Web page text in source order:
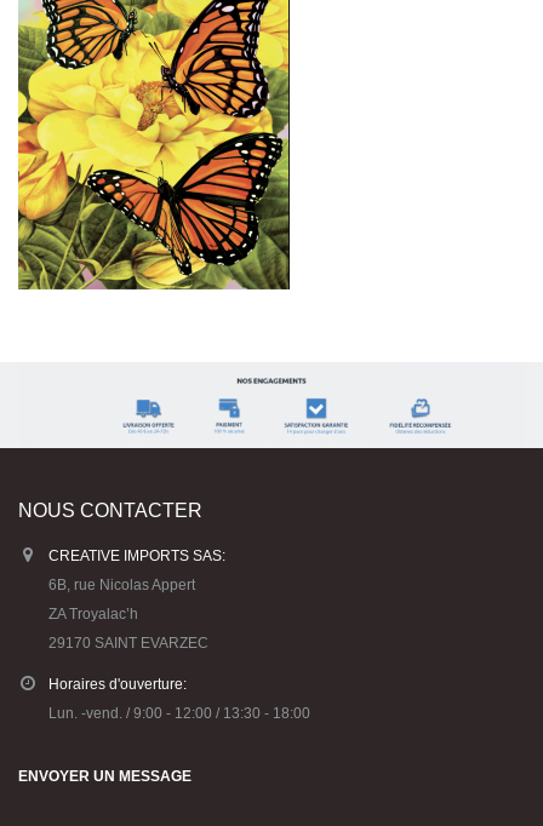
NOUS CONTACTER
CREATIVE IMPORTS SAS:
6B, rue Nicolas Appert
ZA Troyalac’h
29170 SAINT EVARZEC
Horaires d'ouverture:
Lun. -vend. / 9:00 - 12:00 / 13:30 - 18:00
ENVOYER UN MESSAGE